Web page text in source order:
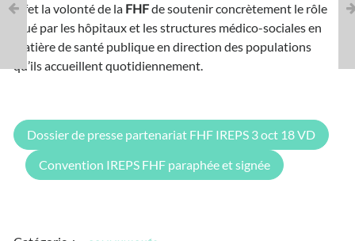
effet la volonté de la FHFde soutenir concrètement le rôle
joué par les hôpitaux et les structures médico-sociales en
matière de santé publique en direction des populations
qu’ils accueillent quotidiennement.
Dossier de presse partenariat FHF IREPS 3 oct 18 VD
Convention IREPS FHF paraphée et signée